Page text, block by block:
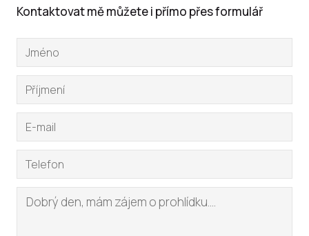
Kontaktovat mě můžete i přímo přes formulář